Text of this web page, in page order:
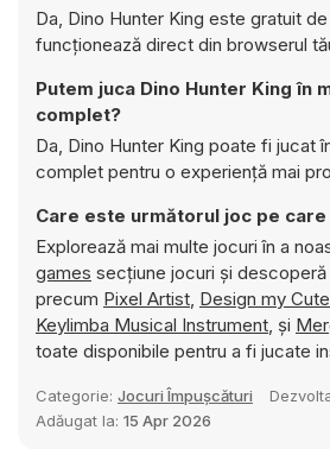
Da, Dino Hunter King este gratuit
funcționează direct din browserul
Putem juca Dino Hunter King în
complet?
Da, Dino Hunter King poate fi jucat
complet pentru o experiență mai
Care este următorul joc pe
Explorează mai multe jocuri în a
games secțiune jocuri și descoperă
precum Pixel Artist, Design my
Keylimba Musical Instrument, și
toate disponibile pentru a fi jucate
Categorie: Jocuri Împușcături
Adăugat la: 15 Apr 2026